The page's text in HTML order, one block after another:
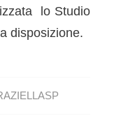
lo Studio
disposizione.